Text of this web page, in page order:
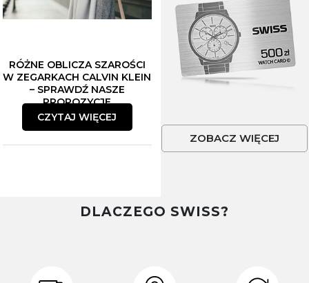
RÓŻNE OBLICZA SZAROŚCI
W ZEGARKACH CALVIN KLEIN
– SPRAWDŹ NASZE
PROPOZYCJE
CZYTAJ WIĘCEJ
ZOBACZ WIĘCEJ
DLACZEGO SWISS?